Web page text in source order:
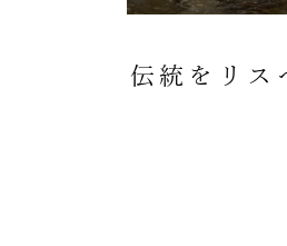
伝統をリス